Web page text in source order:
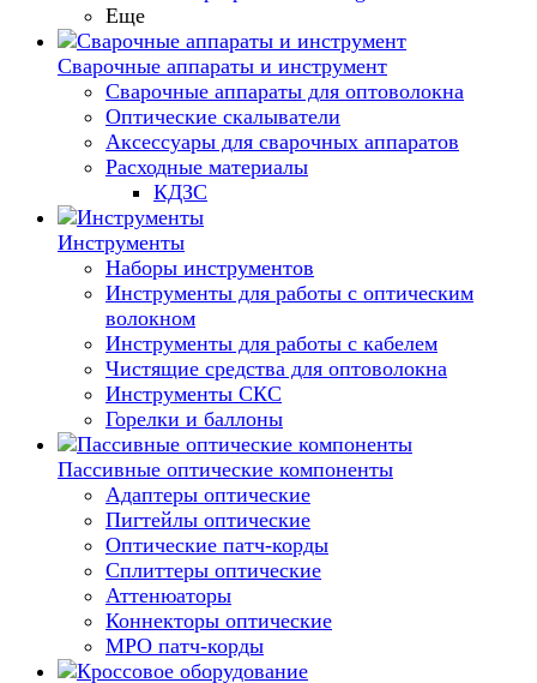
Еще
Сварочные аппараты и инструмент
Сварочные аппараты для оптоволокна
Оптические скалыватели
Аксессуары для сварочных аппаратов
Расходные материалы
КДЗС
Инструменты
Наборы инструментов
Инструменты для работы с оптическим
волокном
Инструменты для работы с кабелем
Чистящие средства для оптоволокна
Инструменты СКС
Горелки и баллоны
Пассивные оптические компоненты
Адаптеры оптические
Пигтейлы оптические
Оптические патч-корды
Сплиттеры оптические
Аттенюаторы
Коннекторы оптические
MPO патч-корды